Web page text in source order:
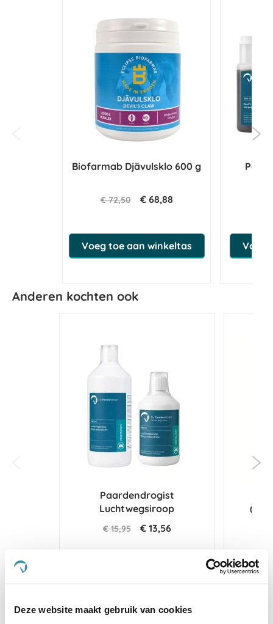
Deze website maakt gebruik van cookies
Biofarmab Djävulsklo 600 g
€ 72,50 € 68,88
Voeg toe aan winkeltas Voeg
Anderen kochten ook
Paardendrogist
Luchtwegsiroop
€ 15,95 € 13,56